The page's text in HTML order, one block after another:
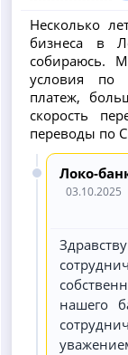
Несколько
бизнеса в
собираюсь.
условия по
платеж,
скорость
переводы по
Локо-
03.10.2025
нашего